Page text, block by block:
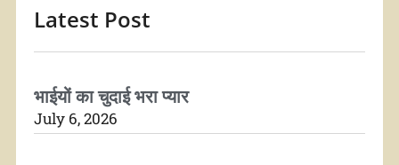
Latest Post
भाईयों का चुदाई भरा प्यार
July 6, 2026